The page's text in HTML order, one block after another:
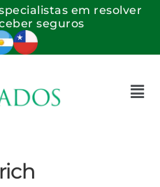
em resolver
seguros